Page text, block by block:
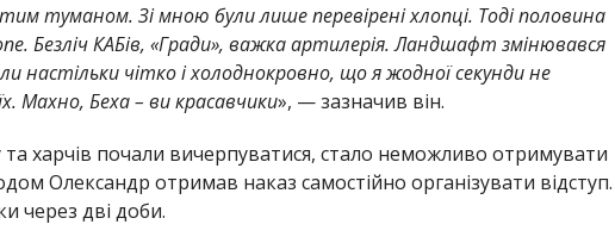
туманом. Зі мною були лише перевірені хлопці. Тоді половина
Безліч КАБів, «Гради», важка артилерія. Ландшафт змінювався
настільки чітко і холоднокровно, що я жодної секунди не
Махно, Беха – ви красавчики», — зазначив він.
харчів почали вичерпуватися, стало неможливо отримувати
Олександр отримав наказ самостійно організувати відступ.
через дві доби.